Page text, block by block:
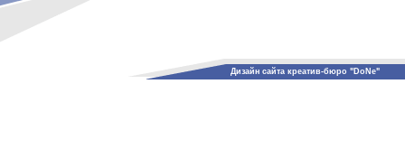
Дизайн сайта креатив-бюро "DoNe"